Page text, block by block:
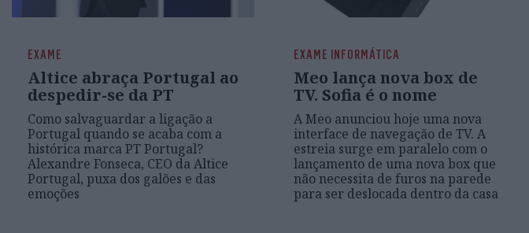
EXAME
Altice abraça Portugal ao
despedir-se da PT
Como salvaguardar a ligação a
Portugal quando se acaba com a
histórica marca PT Portugal?
Alexandre Fonseca, CEO da Altice
Portugal, puxa dos galões e das
emoções
EXAME INFORMÁTICA
Meo lança nova box de
TV. Sofia é o nome
A Meo anunciou hoje uma nova
interface de navegação de TV. A
estreia surge em paralelo com o
lançamento de uma nova box que
não necessita de furos na parede
para ser deslocada dentro da casa